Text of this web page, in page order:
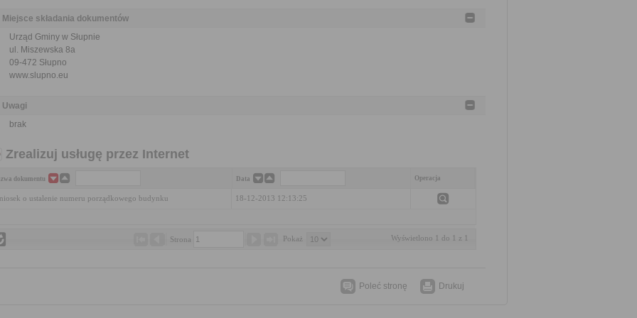
Miejsce składania dokumentów
Urząd Gminy w Słupnie
ul. Miszewska 8a
09-472 Słupno
www.slupno.eu
Uwagi
brak
Zrealizuj usługę przez Internet
dokumentu Data Operacja
o ustalenie numeru porządkowego budynku 18-12-2013 12:13:25
Strona Pokaż Wyświetlono 1 do 1 z 1
Poleć stronę Drukuj